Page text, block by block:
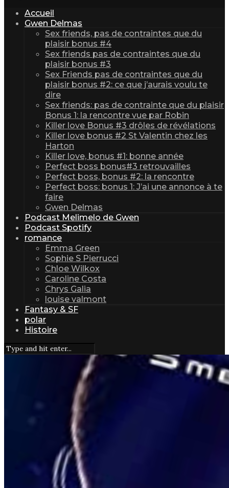
Accueil
Gwen Delmas
Sex friends, pas de contraintes que du
plaisir bonus #4
Sex friends pas de contraintes que du
plaisir bonus #3
Sex Friends pas de contraintes que du
plaisir bonus #2: ce que j’aurais voulu te
dire
Sex friends: pas de contrainte que du plaisir
Bonus 1: la rencontre vue par Robin
Killer love Bonus #3 drôles de révélations
Killer love bonus #2 St Valentin chez les
Harton
Killer love, bonus #1: bonne année
Perfect boss bonus#3 retrouvailles
Perfect boss, bonus #2: la rencontre
Perfect boss: bonus 1: J’ai une annonce à te
faire
Gwen Delmas
Podcast Melimelo de Gwen
Podcast Spotify
romance
Emma Green
Sophie S Pierrucci
Chloe Wilkox
Caroline Costa
Chrys Galia
louise valmont
Fantasy & SF
polar
Histoire